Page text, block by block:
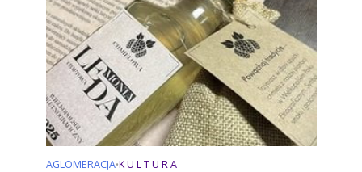
AGLOMERACJA•K U L T U R A